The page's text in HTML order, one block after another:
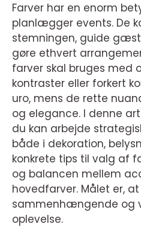
Farver har en enorm
planlægger events. De
stemningen, guide
gøre ethvert
farver skal bruges med
kontraster eller forkert
uro, mens de rette
og elegance. I denne
du kan arbejde
både i dekoration,
konkrete tips til valg af
og balancen mellem
hovedfarver. Målet er,
sammenhængende og
oplevelse.